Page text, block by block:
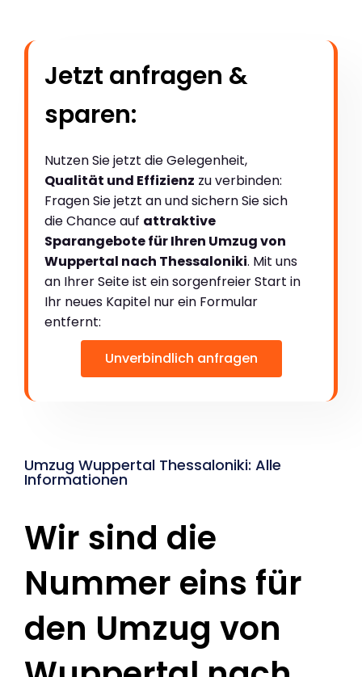
Jetzt anfragen &
sparen:
Nutzen Sie jetzt die Gelegenheit,
Qualität und Effizienz zu verbinden:
Fragen Sie jetzt an und sichern Sie sich
die Chance auf attraktive
Sparangebote für Ihren Umzug von
Wuppertal nach Thessaloniki. Mit uns
an Ihrer Seite ist ein sorgenfreier Start in
Ihr neues Kapitel nur ein Formular
entfernt:
Unverbindlich anfragen
Umzug Wuppertal Thessaloniki: Alle
Informationen
Wir sind die
Nummer eins für
den Umzug von